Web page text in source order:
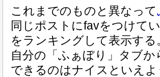
これまでのものと異なって
同じポストにfavをつけて
をランキングして表示する
自分の「ふぁぼり」タブ
できるのはナイスといえ